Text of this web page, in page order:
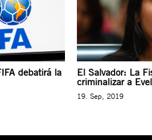
debatirá la
El Salvador: La
criminalizar a
19. Sep, 2019